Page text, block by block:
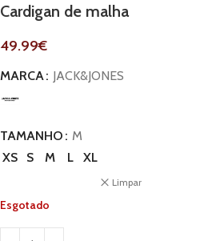
Cardigan de malha
49.99€
MARCA JACK&JONES
TAMANHO
M
XS
S M L XL
Limpar
Esgotado